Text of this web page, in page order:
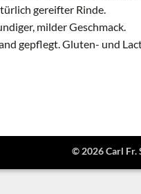
gereifter Rinde.
milder Geschmack.
gepflegt. Gluten- und
© 2026 Carl Fr.